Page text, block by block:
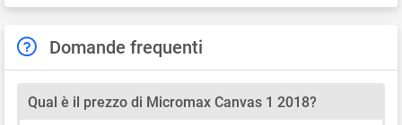
Domande frequenti
Qual è il prezzo di Micromax Canvas 1 2018?